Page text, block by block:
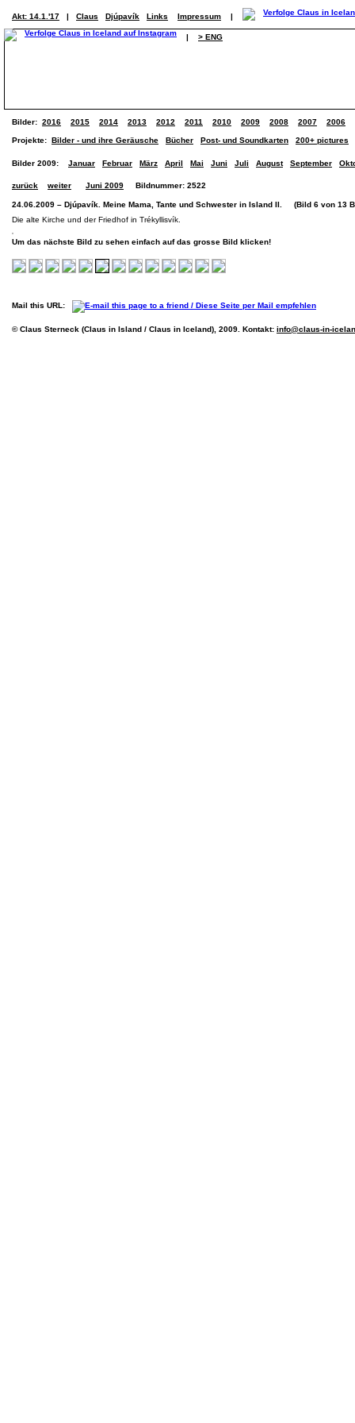
Akt: 14.1.'17 | Claus Djúpavík Links Impressum |
| > ENG
Bilder: 2016 2015 2014 2013 2012 2011 2010 2009 2008 2007 2006
Projekte: Bilder - und ihre Geräusche Bücher Post- und Soundkarten 200+ pictures
Bilder 2009: Januar Februar März April Mai Juni Juli August September
zurück weiter Juni 2009 Bildnummer: 2522
24.06.2009 – Djúpavík. Meine Mama, Tante und Schwester in Island II. (Bild 6 von 13
Die alte Kirche und der Friedhof in Trékyllisvík.
Um das nächste Bild zu sehen einfach auf das grosse Bild klicken!
Mail this URL:
© Claus Sterneck (Claus in Island / Claus in Iceland), 2009. Kontakt: info@claus-in-